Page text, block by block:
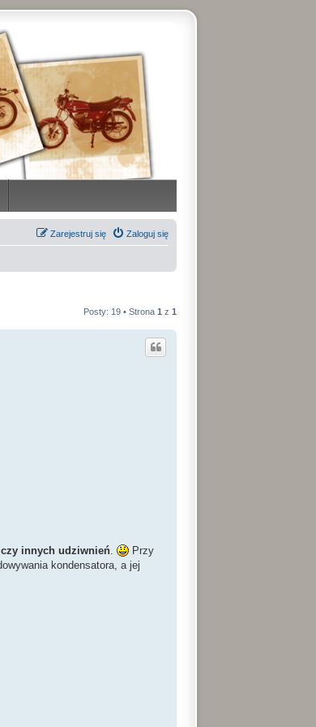
Zaloguj się
Zarejestruj się
Posty: 19 • Strona 1 z 1
innych udziwnień.
Przy
kondensatora, a jej